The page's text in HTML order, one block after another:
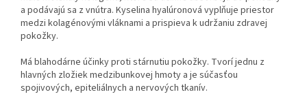
a podávajú sa z vnútra. Kyselina hyalúronová vyplňuje priestor
medzi kolagénovými vláknami a prispieva k udržaniu zdravej
pokožky.
Má blahodárne účinky proti stárnutiu pokožky. Tvorí jednu z
hlavných zložiek medzibunkovej hmoty a je súčasťou
spojivových, epiteliálnych a nervových tkanív.